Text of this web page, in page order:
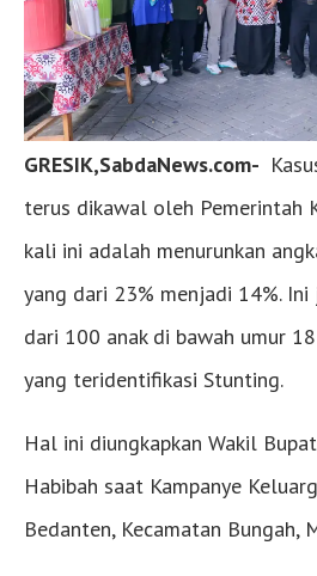
GRESIK,SabdaNews.com-
terus dikawal oleh Pemerintah
kali ini adalah menurunkan
yang dari 23% menjadi 14%. Ini
dari 100 anak di bawah umur
yang teridentifikasi Stunting.
Hal ini diungkapkan Wakil
Habibah saat Kampanye
Bedanten, Kecamatan Bungah,